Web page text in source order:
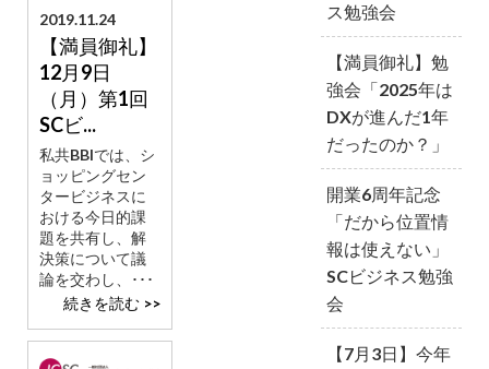
2019.11.24
【満員御礼】
12月9日
（月）第1回
SCビ...
私共BBIでは、シ
ョッピングセン
タービジネスに
おける今日的課
題を共有し、解
決策について議
論を交わし、･･･
続きを読む >>
ス勉強会
【満員御礼】勉
強会「2025年は
DXが進んだ1年
だったのか？」
開業6周年記念
「だから位置情
報は使えない」
SCビジネス勉強
会
【7月3日】今年